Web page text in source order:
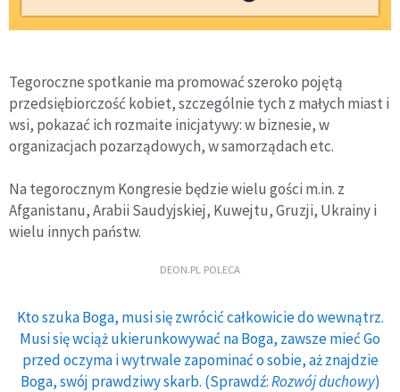
Tegoroczne spotkanie ma promować szeroko pojętą
przedsiębiorczość kobiet, szczególnie tych z małych miast i
wsi, pokazać ich rozmaite inicjatywy: w biznesie, w
organizacjach pozarządowych, w samorządach etc.
Na tegorocznym Kongresie będzie wielu gości m.in. z
Afganistanu, Arabii Saudyjskiej, Kuwejtu, Gruzji, Ukrainy i
wielu innych państw.
DEON.PL POLECA
Kto szuka Boga, musi się zwrócić całkowicie do wewnątrz.
Musi się wciąż ukierunkowywać na Boga, zawsze mieć Go
przed oczyma i wytrwale zapominać o sobie, aż znajdzie
Boga, swój prawdziwy skarb. (Sprawdź:Rozwój duchowy)